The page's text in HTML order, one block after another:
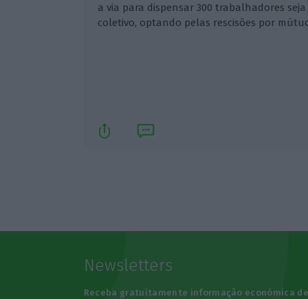
a via para dispensar 300 trabalhadores
coletivo, optando pelas rescisões por
Newsletters
Receba gratuitamente informação económica de